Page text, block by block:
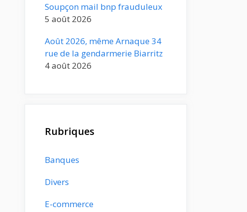
Soupçon mail bnp frauduleux
5 août 2026
Août 2026, même Arnaque 34
rue de la gendarmerie Biarritz
4 août 2026
Rubriques
Banques
Divers
E-commerce